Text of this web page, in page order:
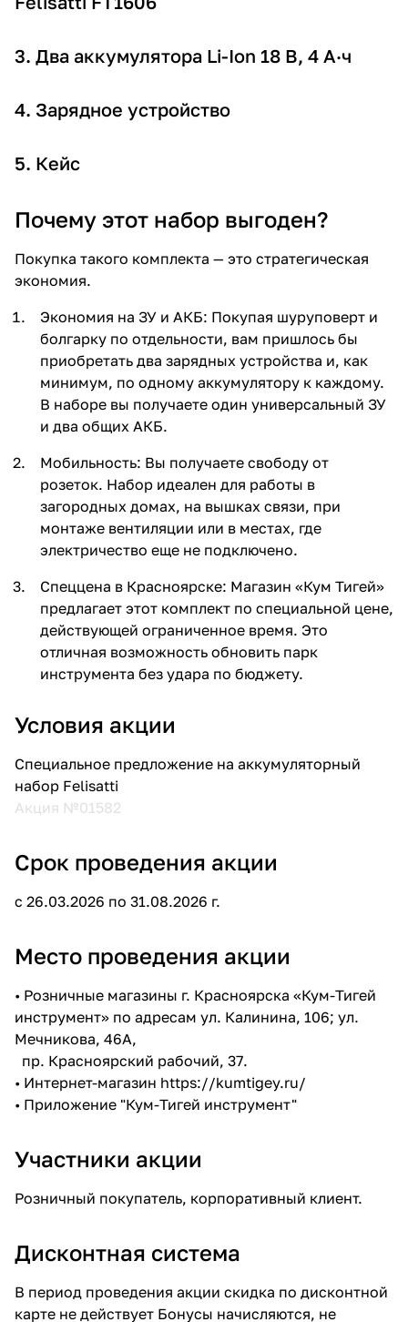
3. Два аккумулятора Li-Ion 18 В, 4 А·ч
4. Зарядное устройство
5. Кейс
Почему этот набор выгоден?
Покупка такого комплекта — это стратегическая
экономия.
Экономия на ЗУ и АКБ: Покупая шуруповерт и
болгарку по отдельности, вам пришлось бы
приобретать два зарядных устройства и, как
минимум, по одному аккумулятору к каждому.
В наборе вы получаете один универсальный ЗУ
и два общих АКБ.
Мобильность: Вы получаете свободу от
розеток. Набор идеален для работы в
загородных домах, на вышках связи, при
монтаже вентиляции или в местах, где
электричество еще не подключено.
Спеццена в Красноярске: Магазин «Кум Тигей»
предлагает этот комплект по специальной цене,
действующей ограниченное время. Это
отличная возможность обновить парк
инструмента без удара по бюджету.
Условия акции
Специальное предложение на аккумуляторный
набор Felisatti
Акция №01582
Срок проведения акции
с 26.03.2026 по 31.08.2026 г.
Место проведения акции
• Розничные магазины г. Красноярска «Кум-Тигей
инструмент» по адресам ул. Калинина, 106; ул.
Мечникова, 46А,
пр. Красноярский рабочий, 37.
• Интернет-магазин https://kumtigey.ru/
• Приложение "Кум-Тигей инструмент"
Участники акции
Розничный покупатель, корпоративный клиент.
Дисконтная система
В период проведения акции скидка по дисконтной
карте не действует Бонусы начисляются, не